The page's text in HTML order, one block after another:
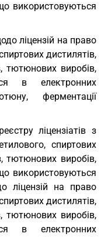
використовуються
ліцензій на право
дистилятів,
тютюнових виробів,
в електронних
ферментації
ліцензіатів з
спиртових
тютюнових виробів,
використовуються
ліцензій на право
дистилятів,
тютюнових виробів,
в електронних